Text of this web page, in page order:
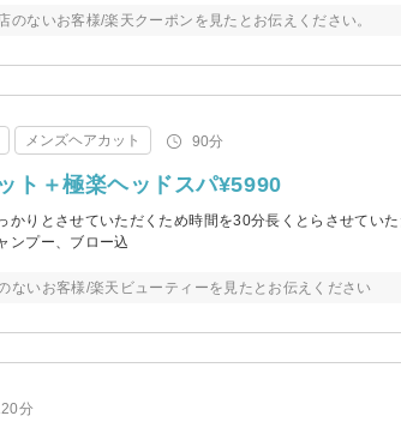
ないお客様/楽天クーポンを見たとお伝えください。
メンズヘアカット 90分
ト＋極楽ヘッドスパ¥5990
かりとさせていただくため時間を30分長くとらさせてい
ンプー、ブロー込
ないお客様/楽天ビューティーを見たとお伝えください
分